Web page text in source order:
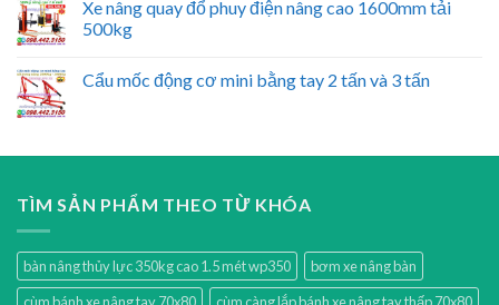
Xe nâng quay đổ phuy điện nâng cao 1600mm tải
500kg
Cẩu mốc động cơ mini bằng tay 2 tấn và 3 tấn
TÌM SẢN PHẨM THEO TỪ KHÓA
bàn nâng thủy lực 350kg cao 1.5 mét wp350
bơm xe nâng bàn